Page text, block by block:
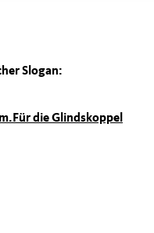
Slogan:
die Glindskoppel